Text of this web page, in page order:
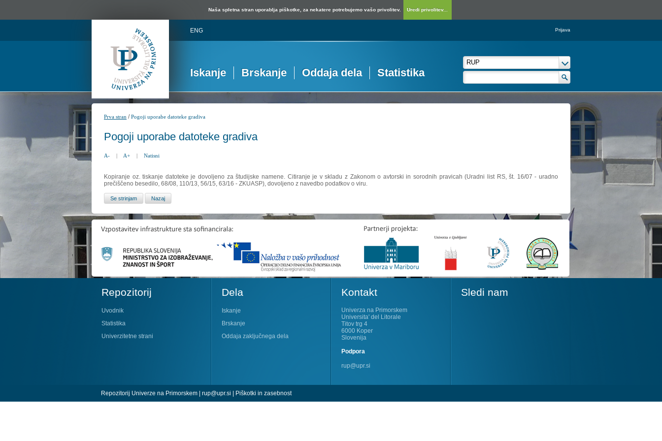
Naša spletna stran uporablja piškotke, za nekatere potrebujemo vašo privolitev. Uredi privolitev...
ENG Prijava
Iskanje Brskanje Oddaja dela Statistika
Prva stran /Pogoji uporabe datoteke gradiva
Pogoji uporabe datoteke gradiva
A- | A+ | Natisni
Kopiranje oz. tiskanje datoteke je dovoljeno za študijske namene. Citiranje je v skladu z Zakonom o avtorski in sorodnih pravicah (Uradni list RS, št. 16/07 - uradno
prečiščeno besedilo, 68/08, 110/13, 56/15, 63/16 - ZKUASP), dovoljeno z navedbo podatkov o viru.
Repozitorij
Uvodnik
Statistika
Univerzitetne strani
Dela
Iskanje
Brskanje
Oddaja zaključnega dela
Kontakt
Univerza na Primorskem
Universita' del Litorale
Titov trg 4
6000 Koper
Slovenija
Podpora
rup@upr.si
Sledi nam
Repozitorij Univerze na Primorskem | rup@upr.si | Piškotki in zasebnost